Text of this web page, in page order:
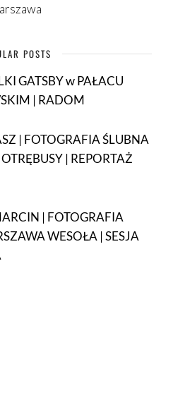
POSTS
GATSBY w PAŁACU
| RADOM
| FOTOGRAFIA ŚLUBNA
| REPORTAŻ
| FOTOGRAFIA
WESOŁA | SESJA